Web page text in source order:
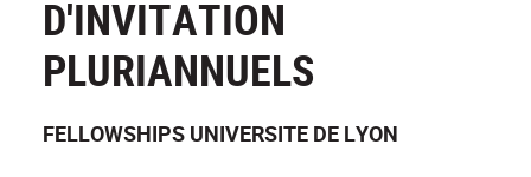
D'INVITATION
PLURIANNUELS
FELLOWSHIPS UNIVERSITE DE LYON